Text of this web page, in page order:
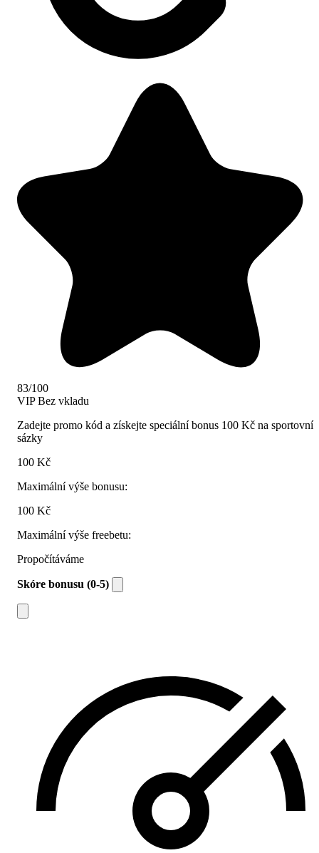
83/100
VIPBez vkladu
Zadejte promo kód a získejte speciální bonus 100 Kč na sportovní
sázky
100 Kč
Maximální výše bonusu:
100 Kč
Maximální výše freebetu:
Propočítáváme
Skóre bonusu (0-5)